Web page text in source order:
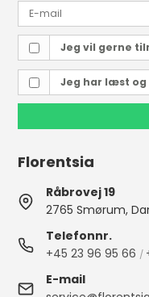
Jeg vil gerne
Jeg har læst
Florentsia
Råbrovej 19
2765 Smørum,
Telefonnr.
+45 23 96 95 66 /
E-mail